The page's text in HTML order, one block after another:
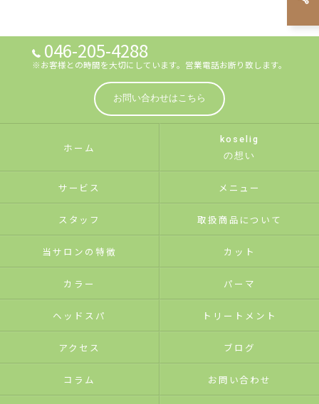
046-205-4288
※お客様との時間を大切にしています。営業電話お断り致します。
お問い合わせはこちら
ホーム
koselig
の想い
サービス メニュー
スタッフ 取扱商品について
当サロンの特徴 カット
カラー パーマ
ヘッドスパ トリートメント
アクセス ブログ
コラム お問い合わせ